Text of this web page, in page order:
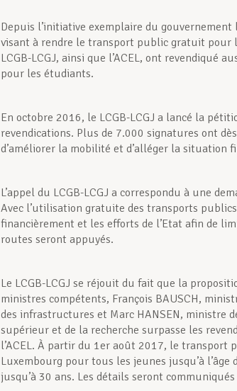
Depuis l’initiative exemplaire du
visant à rendre le transport public gratuit pour
LCGB-LCGJ, ainsi que l’ACEL, ont revendiqué
pour les étudiants.
En octobre 2016, le LCGB-LCGJ a lancé la
revendications. Plus de 7.000 signatures ont
d’améliorer la mobilité et d’alléger la situation
L’appel du LCGB-LCGJ a correspondu à une
Avec l’utilisation gratuite des transports
financièrement et les efforts de l’Etat afin de
routes seront appuyés.
Le LCGB-LCGJ se réjouit du fait que la
ministres compétents, François BAUSCH,
des infrastructures et Marc HANSEN, ministre
supérieur et de la recherche surpasse les
l’ACEL. À partir du 1er août 2017, le transport
Luxembourg pour tous les jeunes jusqu’à
jusqu’à 30 ans. Les détails seront